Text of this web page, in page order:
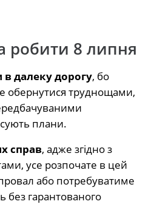
8 липня
далеку дорогу, бо
обернутися труднощами,
плани.
справ, адже згідно з
усе розпочате в цей
або потребуватиме
без гарантованого